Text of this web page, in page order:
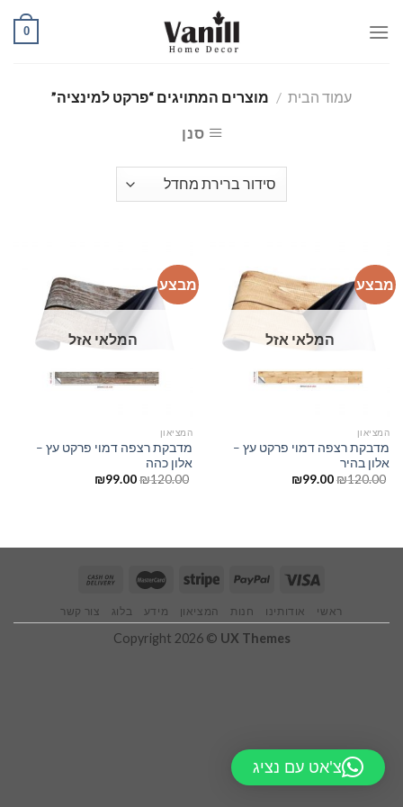
0
עמוד הבית / מוצרים המתויגים “פרקט למינציה”
סנן
מבצע
המלאי אזל
המציאון
מדבקת רצפה דמוי פרקט עץ –
אלון בהיר
₪120.00
₪99.00
מבצע
המלאי אזל
המציאון
מדבקת רצפה דמוי פרקט עץ –
אלון כהה
₪120.00
₪99.00
ראשי אודותינו חנות המציאון מידע בלוג צור קשר
Copyright 2026 © UX Themes
צ'אט עם נציג